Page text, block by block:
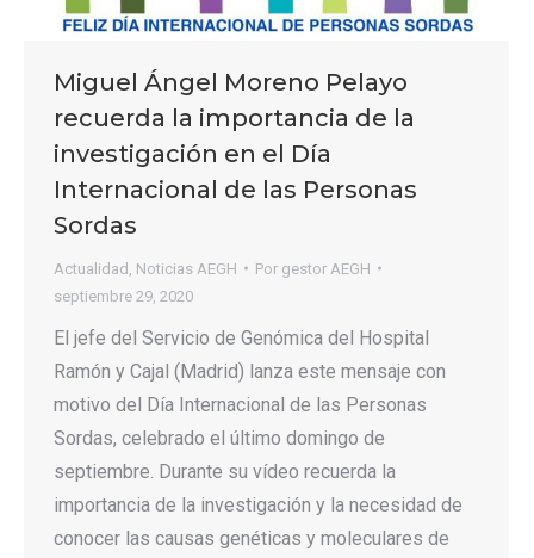
Miguel Ángel Moreno Pelayo
recuerda la importancia de la
investigación en el Día
Internacional de las Personas
Sordas
Actualidad Noticias AEGH Por gestor AEGH
septiembre 29, 2020
El jefe del Servicio de Genómica del Hospital
Ramón y Cajal (Madrid) lanza este mensaje con
motivo del Día Internacional de las Personas
Sordas, celebrado el último domingo de
septiembre. Durante su vídeo recuerda la
importancia de la investigación y la necesidad de
conocer las causas genéticas y moleculares de